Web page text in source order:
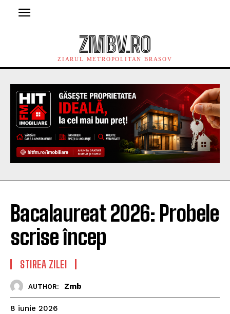
ZMBV.RO
ZIARUL METROPOLITAN BRASOV
Bacalaureat 2026: Probele
scrise încep
STIREA ZILEI
AUTHOR: Zmb
8 iunie 2026